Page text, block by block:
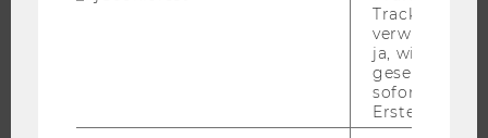
Tracking
verwenden
ja, wird ein
gesetzt. Wird
sofort nach
Erstellung